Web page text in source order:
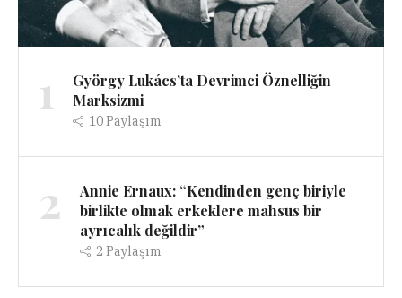
1
György Lukács’ta Devrimci Öznelliğin
Marksizmi
10Paylaşım
2
Annie Ernaux: “Kendinden genç biriyle
birlikte olmak erkeklere mahsus bir
ayrıcalık değildir”
2 Paylaşım